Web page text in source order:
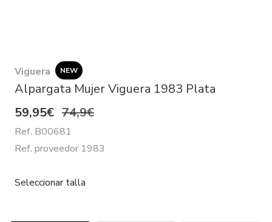
Viguera NEW
Alpargata Mujer Viguera 1983 Plata
59,95€ 74,9€
Ref. B00681
Ref. proveedor 1983
Seleccionar talla